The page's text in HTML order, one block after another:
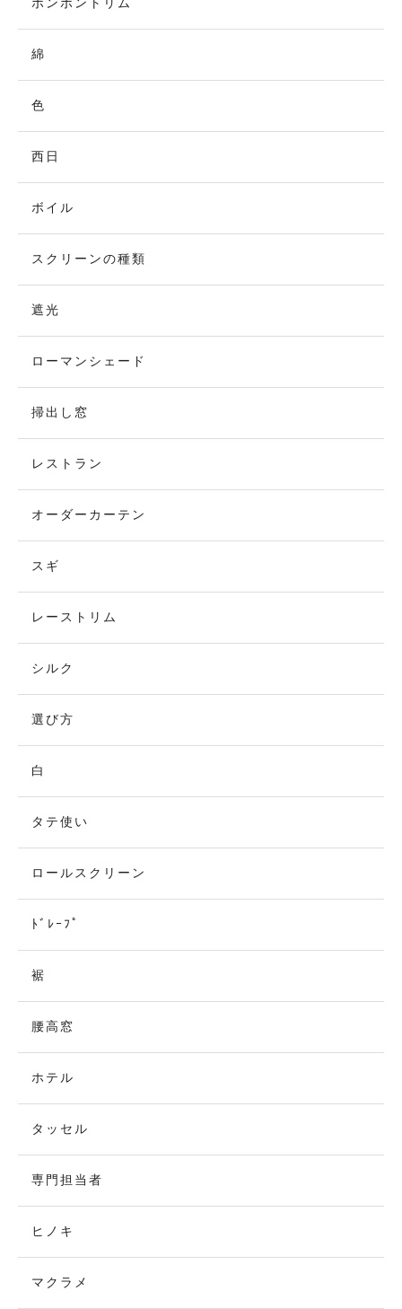
ポンポントリム
綿
色
西日
ボイル
スクリーンの種類
遮光
ローマンシェード
掃出し窓
レストラン
オーダーカーテン
スギ
レーストリム
シルク
選び方
白
タテ使い
ロールスクリーン
ﾄﾞﾚｰﾌﾟ
裾
腰高窓
ホテル
タッセル
専門担当者
ヒノキ
マクラメ